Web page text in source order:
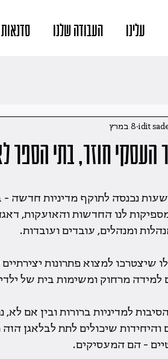
עלינו העבודה שלנו סדנאות
העסקי חוזר, בתי הספר
idit 8 במרץ
לנו החדשות והאזעקות,
ומנהלים, עובדים ועובדות.
שיצטרכו למצוא פתרונות
למידה מרחוק ומשימות בית של
למדיניות ברורות ובין אם
והיחידות שיכולים לתת לבלאגן
- הם המעסיקים.